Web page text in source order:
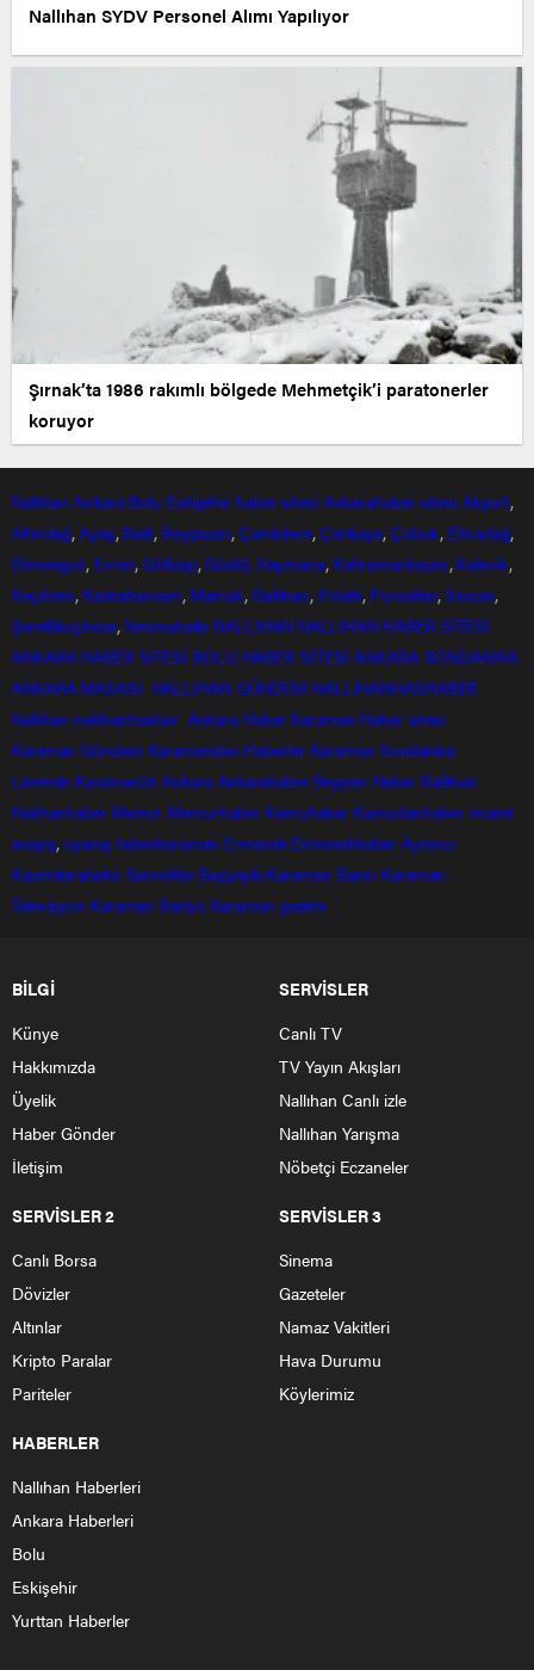
Nallıhan SYDV Personel Alımı Yapılıyor
Şırnak’ta 1986 rakımlı bölgede Mehmetçik’i paratonerler
koruyor
Nallıhan Ankara Bolu Eskişehir haber sitesi Ankarahabersitesi Akyurt,
Altındağ,Ayaş, Balâ, Beypazarı, Çamlıdere, Çankaya, Çubuk, Elmadağ,
Etimesgut, Evren,Gölbaşı,Güdül, Haymana, Kahramankazan, Kalecik,
Keçiören, Kızılcahamam, Mamak, Nallıhan, Polatlı, Pursaklar,Sincan,
Şereflikoçhisar,Yenimahalle NALLIHAN NALLIHAN HABER SİTESİ
ANKARA HABER SİTESİ BOLU HABER SİTESİ ANKARA SONDAKİKA
ANKARA MASASI NALLIHAN GÜNDEM NALLIHANHASHABER
Nallihan nallihanhasber Ankara Haber Karaman Haber sitesi
Karaman Gündem Karamandan Haberler Karaman Sondakika
Larende Karaman24 Ankara Ankarahaber Beyparı Haber Nallıhan
Nalıhanhaber Memur Memurhaber Kamuhaber Kamudanhaber imaret
asayiş, uyanış haberkaraman Ermenek Ermenekhaber Ayrancı
Kazımkarabekir Sarıveliler Başyayla Karaman Basın Karaman
Televizyon Karaman Radyo Karaman gazete
BİLGİ
Künye
Hakkımızda
Üyelik
Haber Gönder
İletişim
SERVİSLER
Canlı TV
TV Yayın Akışları
Nallıhan Canlı izle
Nallıhan Yarışma
Nöbetçi Eczaneler
SERVİSLER 2
Canlı Borsa
Dövizler
Altınlar
Kripto Paralar
Pariteler
SERVİSLER 3
Sinema
Gazeteler
Namaz Vakitleri
Hava Durumu
Köylerimiz
HABERLER
Nallıhan Haberleri
Ankara Haberleri
Bolu
Eskişehir
Yurttan Haberler